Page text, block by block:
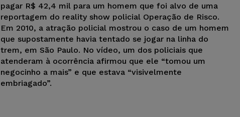
pagar R$ 42,4 mil para um homem que foi alvo de uma
reportagem do reality show policial Operação de Risco.
Em 2010, a atração policial mostrou o caso de um homem
que supostamente havia tentado se jogar na linha do
trem, em São Paulo. No vídeo, um dos policiais que
atenderam à ocorrência afirmou que ele “tomou um
negocinho a mais” e que estava “visivelmente
embriagado”.